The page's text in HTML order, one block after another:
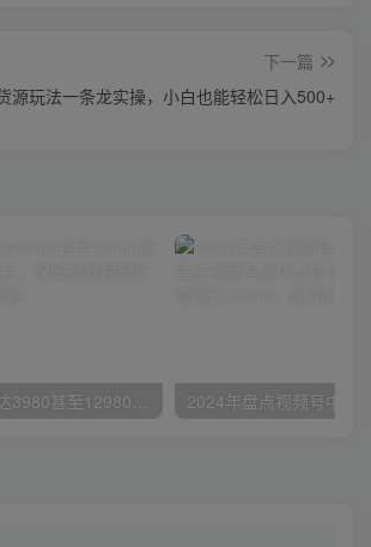
下一篇
源玩法一条龙实操，小白也能轻松日入500+